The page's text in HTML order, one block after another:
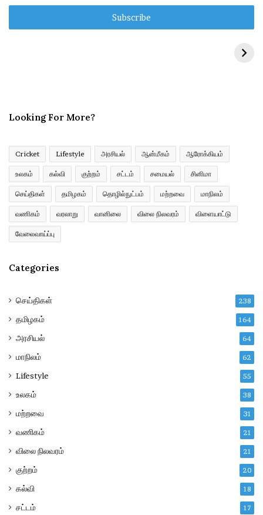
t
r
a
d
e
s
Looking For More?
Cricket Lifestyle அரசியல் ஆன்மீகம் ஆரோக்கியம்
உலகம் கல்வி குற்றம் சட்டம் சமையல் சினிமா
செய்திகள் தமிழகம் தொழில்நுட்பம் மற்றவை மாநிலம்
வணிகம் வரலாறு வானிலை விலை நிலவரம் விளையாட்டு
வேலைவாய்ப்பு
Categories
செய்திகள் 238
தமிழகம் 164
அரசியல் 64
மாநிலம் 62
Lifestyle 55
உலகம் 38
மற்றவை 31
வணிகம் 21
விலை நிலவரம் 21
குற்றம் 20
கல்வி 18
சட்டம் 17